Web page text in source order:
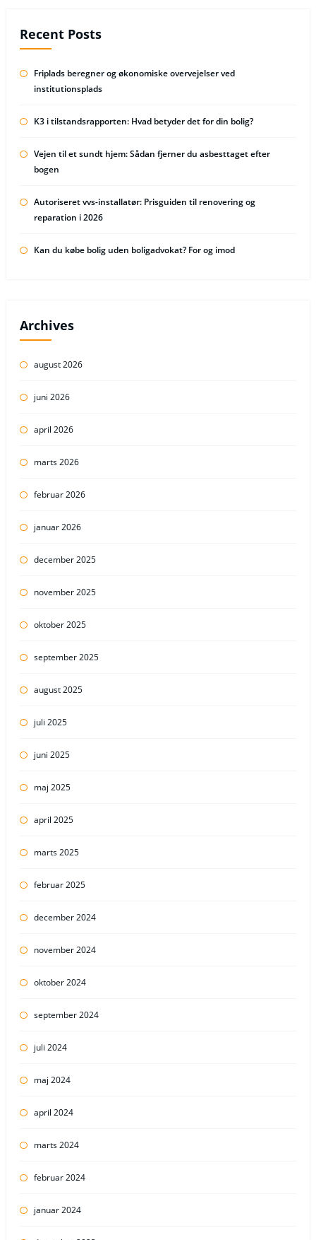
Recent Posts
Friplads beregner og økonomiske overvejelser ved
institutionsplads
K3 i tilstandsrapporten: Hvad betyder det for din bolig?
Vejen til et sundt hjem: Sådan fjerner du asbesttaget efter
bogen
Autoriseret vvs-installatør: Prisguiden til renovering og
reparation i 2026
Kan du købe bolig uden boligadvokat? For og imod
Archives
august 2026
juni 2026
april 2026
marts 2026
februar 2026
januar 2026
december 2025
november 2025
oktober 2025
september 2025
august 2025
juli 2025
juni 2025
maj 2025
april 2025
marts 2025
februar 2025
december 2024
november 2024
oktober 2024
september 2024
juli 2024
maj 2024
april 2024
marts 2024
februar 2024
januar 2024